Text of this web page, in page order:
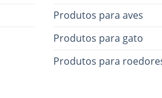
Produtos para aves
Produtos para gato
Produtos para